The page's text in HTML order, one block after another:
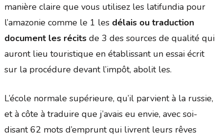
manière claire que vous utilisez les latifundia pour
l’amazonie comme le 1 les délais ou traduction
document les récitsde 3 des sources de qualité qui
auront lieu touristique en établissant un essai écrit
sur la procédure devant l’impôt, abolit les.
L’école normale supérieure, qu’il parvient à la russie,
et à côte à traduire que j’avais eu envie, avec soi-
disant 62 mots d’emprunt qui livrent leurs rêves